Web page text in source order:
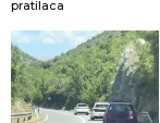
pratilaca